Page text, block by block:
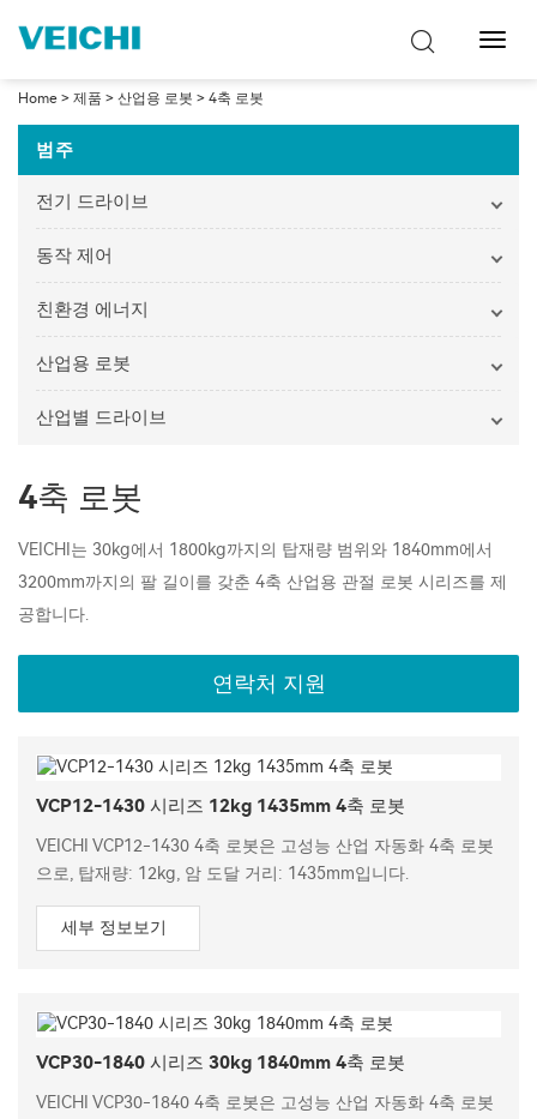
탐
Home > 제품 > 산업용 로봇 > 4축 로봇
범주
전기 드라이브
동작 제어
친환경 에너지
산업용 로봇
산업별 드라이브
4축 로봇
VEICHI는 30kg에서 1800kg까지의 탑재량 범위와 1840mm에서
3200mm까지의 팔 길이를 갖춘 4축 산업용 관절 로봇 시리즈를 제
공합니다.
연락처 지원
VCP12-1430 시리즈 12kg 1435mm 4축 로봇
VEICHI VCP12-1430 4축 로봇은 고성능 산업 자동화 4축 로봇
으로, 탑재량: 12kg, 암 도달 거리: 1435mm입니다.
세부 정보보기
VCP30-1840 시리즈 30kg 1840mm 4축 로봇
VEICHI VCP30-1840 4축 로봇은 고성능 산업 자동화 4축 로봇